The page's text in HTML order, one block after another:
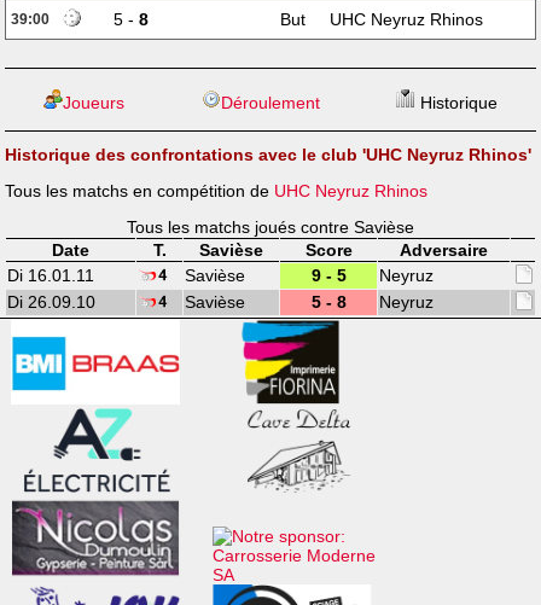
39:00 5 - 8 But UHC Neyruz Rhinos
Joueurs Déroulement Historique
Historique des confrontations avec le club 'UHC Neyruz Rhinos'
Tous les matchs en compétition de UHC Neyruz Rhinos
Tous les matchs joués contre Savièse
Date
T. Savièse Score
Adversaire
Di 16.01.11
Savièse 9 - 5
Neyruz
Di 26.09.10
Savièse 5 - 8 Neyruz